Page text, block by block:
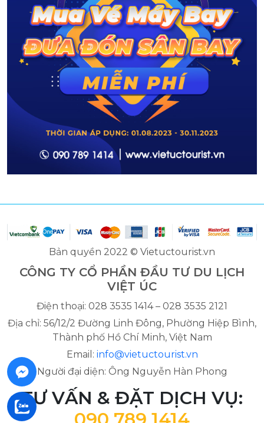
Bản quyền 2022 © Vietuctourist.vn
CÔNG TY CỔ PHẦN ĐẦU TƯ DU LỊCH
VIỆT ÚC
Điện thoại: 028 3535 1414 – 028 3535 2121
Địa chỉ: 56/12/2 Đường Linh Đông, Phường Hiệp Bình,
Thành phố Hồ Chí Minh, Việt Nam
Email: info@vietuctourist.vn
Người đại diện: Ông Nguyễn Hàn Phong
TƯ VẤN & ĐẶT DỊCH VỤ: